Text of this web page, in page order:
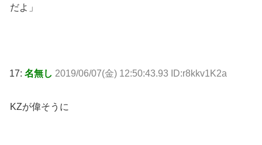
だよ」
17: 名無し 2019/06/07(金) 12:50:43.93 ID:r8kkv1K2a
KZが偉そうに